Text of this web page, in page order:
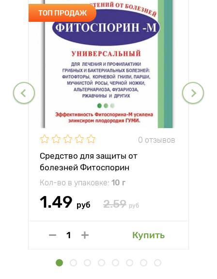
ТОП ПРОДАЖ
0 отзывов
Средство для защиты от
болезней Фитоспорин
Кол-во в упаковке: 10 г
1.49 руб 2.59 руб
Купить